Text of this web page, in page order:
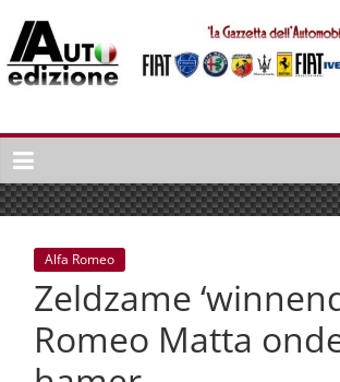
naar
inhoud
Auto
Edizione
La
Gazetta
dell'Automobile
Italiana
Italiaans
autonieuws
Alfa Romeo
Zeldzame
Romeo Matta